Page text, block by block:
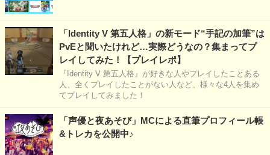
「Identity V 第五人格」の新モード“手記の加筆”は
PvEと聞いたけれど…実際どうなの？集まってプ
レイしてみた！【プレイレポ】
『Identity V 第五人格』が好きな人やプレイしたことある
人、全くプレイしたことがない人など、様々な4人を集め
てプレイしてみました！
「声優と夜あそび」MCによる直筆プロフィール帳
&トレカを公開中♪